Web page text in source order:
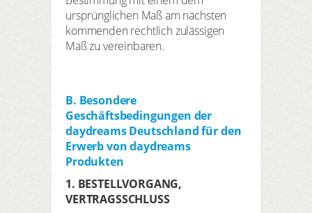
ursprünglichen Maß am nächsten
kommenden rechtlich zulässigen
Maß zu vereinbaren.
B. Besondere
Geschäftsbedingungen der
daydreams Deutschland für den
Erwerb von daydreams
Produkten
1. BESTELLVORGANG,
VERTRAGSSCHLUSS